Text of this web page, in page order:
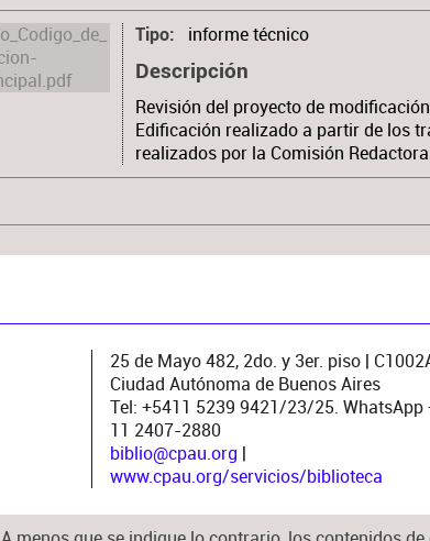
Tipo informe técnico
Descripción
Revisión del proyecto de
Edificación realizado a partir de los
realizados por la Comisión
25 de Mayo 482, 2do. y 3er. piso |
Ciudad Autónoma de Buenos Aires
Tel: +5411 5239 9421/23/25. WhatsApp
11 2407-2880
biblio@cpau.org |
www.cpau.org/servicios/biblioteca